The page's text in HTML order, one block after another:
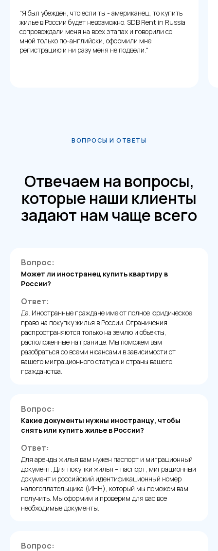
"Мы с семьей решили переехать в Россию из
Германии, и нам быстро нужно было найти квартиру.
SDB Rent in Russia проверили все документы, права
собственности, перевели договор и зарегистрировали
по адресу всю нашу семью. Все точно в срок, как
ВОПРОСЫ И ОТВЕТЫ
Отвечаем на вопросы,
которые наши клиенты
задают нам чаще всего
Вопрос:
Может ли иностранец купить квартиру в
России?
Ответ:
Да. Иностранные граждане имеют полное юридическое
право на покупку жилья в России. Ограничения
распространяются только на землю и объекты,
расположенные на границе. Мы поможем вам
разобраться со всеми нюансами в зависимости от
вашего миграционного статуса и страны вашего
гражданства.
Вопрос:
Какие документы нужны иностранцу, чтобы
снять или купить жилье в России?
Ответ:
Для аренды жилья вам нужен паспорт и миграционный
документ. Для покупки жилья – паспорт, миграционный
документ и российский идентификационный номер
налогоплательщика (ИНН), который мы поможем вам
получить. Мы оформим и проверим для вас все
необходимые документы.
Вопрос:
Telegram
© Все права защищены. SDB Tech